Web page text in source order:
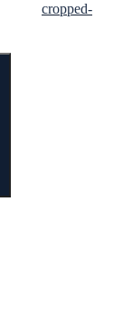
cropped-